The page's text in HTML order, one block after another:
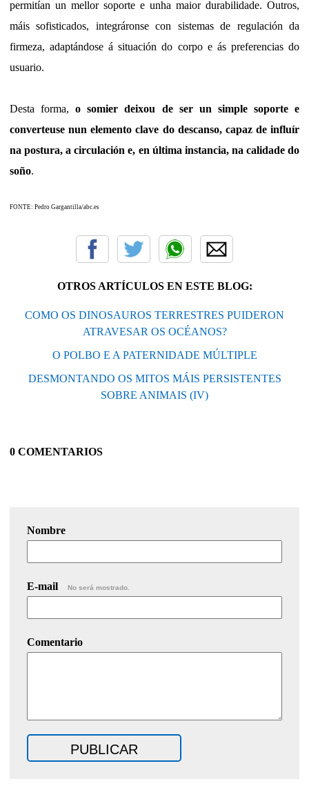
permitían un mellor soporte e unha maior durabilidade. Outros,
máis sofisticados, integráronse con sistemas de regulación da
firmeza, adaptándose á situación do corpo e ás preferencias do
usuario.
Desta forma,o somier deixou de ser un simple soporte e
converteuse nun elemento clave do descanso, capaz de influír
na postura, a circulación e, en última instancia, na calidade do
soño.
FONTE: Pedro Gargantilla/abc.es
OTROS ARTÍCULOS EN ESTE BLOG:
COMO OS DINOSAUROS TERRESTRES PUIDERON
ATRAVESAR OS OCÉANOS?
O POLBO E A PATERNIDADE MÚLTIPLE
DESMONTANDO OS MITOS MÁIS PERSISTENTES
SOBRE ANIMAIS (IV)
0 COMENTARIOS
Nombre
E-mail No será mostrado.
Comentario